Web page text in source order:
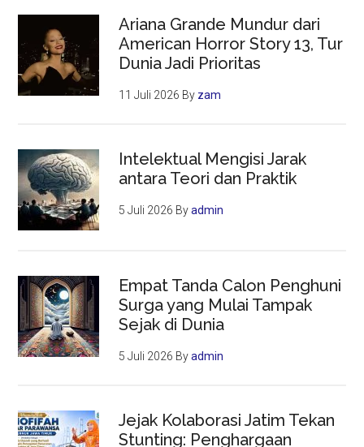
Ariana Grande Mundur dari
American Horror Story 13, Tur
Dunia Jadi Prioritas
11 Juli 2026 By zam
Intelektual Mengisi Jarak
antara Teori dan Praktik
5 Juli 2026 Byadmin
Empat Tanda Calon Penghuni
Surga yang Mulai Tampak
Sejak di Dunia
5 Juli 2026 Byadmin
Jejak Kolaborasi Jatim Tekan
Stunting: Penghargaan